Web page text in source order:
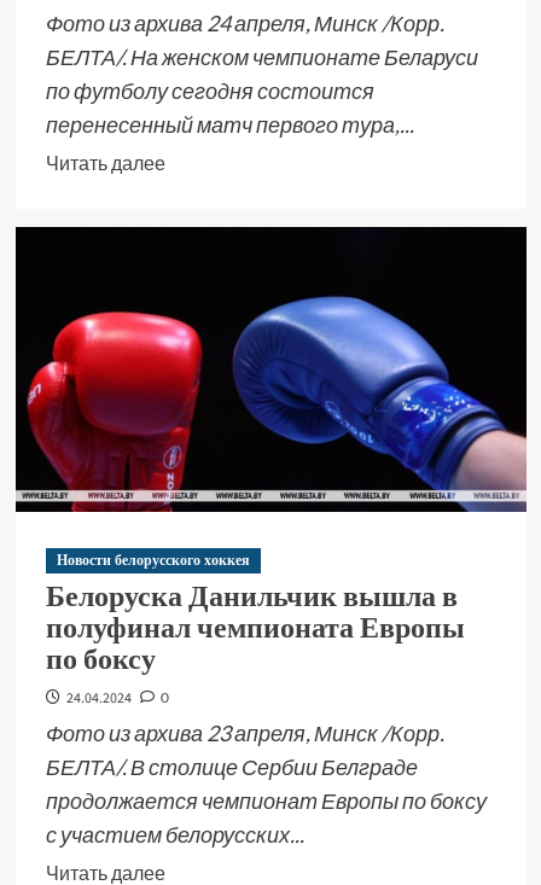
Фото из архива 24 апреля, Минск /Корр.
БЕЛТА/. На женском чемпионате Беларуси
по футболу сегодня состоится
перенесенный матч первого тура,...
Читать далее
Новости белорусского хоккея
Белоруска Данильчик вышла в
полуфинал чемпионата Европы
по боксу
24.04.2024 0
Фото из архива 23 апреля, Минск /Корр.
БЕЛТА/. В столице Сербии Белграде
продолжается чемпионат Европы по боксу
с участием белорусских...
Читать далее